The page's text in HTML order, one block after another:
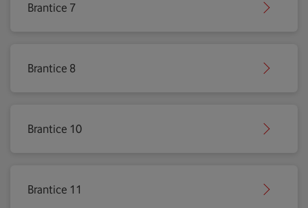
Brantice 7
Brantice 8
Brantice 10
Brantice 11